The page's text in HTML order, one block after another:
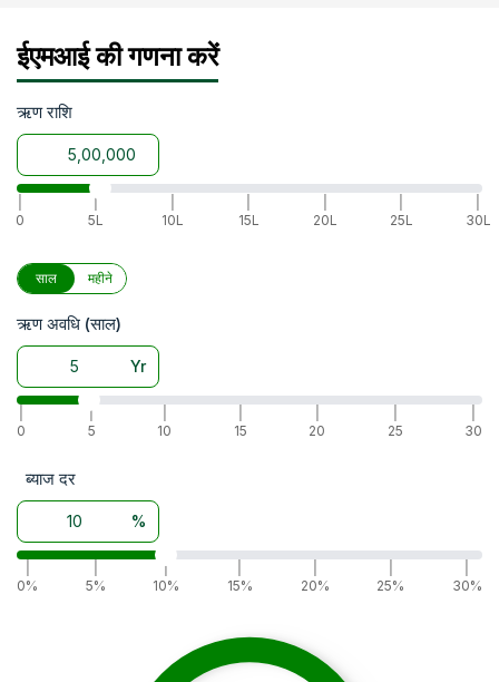
ईएमआई की गणना करें
ऋण राशि
0
|
5L
10L
15L
20L
25L
30L
साल महीने
ऋण अवधि (साल)
Yr
0
|
5
10
15
20
25
30
ब्याज दर
%
0%
5%
|
10%
15%
20%
25%
30%